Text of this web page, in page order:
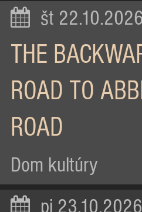
št 22.10.2026
THE
ROAD TO
ROAD
Dom kultúry
pi 23.10.2026